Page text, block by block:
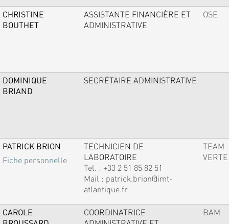
CHRISTINE
BOUTHET
ASSISTANTE FINANCIÈRE ET
ADMINISTRATIVE
OSE
DOMINIQUE
BRIAND
SECRÉTAIRE ADMINISTRATIVE
PATRICK BRION
Fiche personnelle
TECHNICIEN DE
LABORATOIRE
Tel. : +33 2 51 85 82 51
Mail : patrick.brion@imt-
atlantique.fr
TEAM
VERTE
CAROLE
COORDINATRICE
BAM